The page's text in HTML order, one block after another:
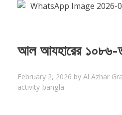
আল আযহারের ১০৮৬-
February 2, 2026 by Al Azhar
activity-bangla